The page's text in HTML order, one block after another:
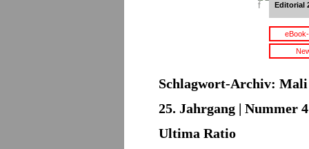
Editorial
Schlagwort-Archiv: Mali
25. Jahrgang | Nummer
Ultima Ratio